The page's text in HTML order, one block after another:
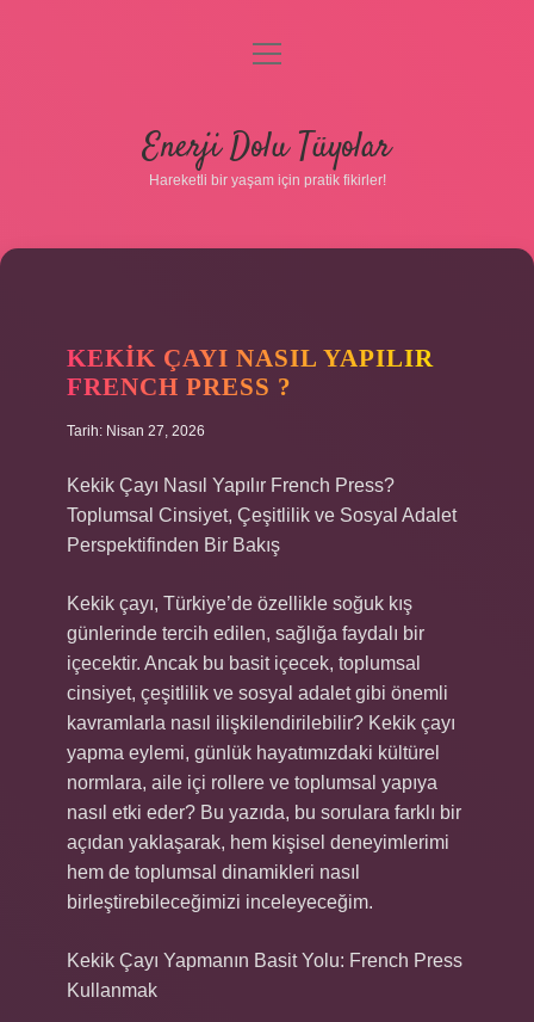
Gizlilik Politikası
Hakkımızda
menüyü
Enerji Dolu Tüyolar
Hareketli bir yaşam için pratik fikirler!
KEKIK ÇAYI NASIL YAPILIR
FRENCH PRESS ?
Tarih: Nisan 27, 2026
Kekik Çayı Nasıl Yapılır French Press?
Toplumsal Cinsiyet, Çeşitlilik ve Sosyal Adalet
Perspektifinden Bir Bakış
Kekik çayı, Türkiye’de özellikle soğuk kış
günlerinde tercih edilen, sağlığa faydalı bir
içecektir. Ancak bu basit içecek, toplumsal
cinsiyet, çeşitlilik ve sosyal adalet gibi önemli
kavramlarla nasıl ilişkilendirilebilir? Kekik çayı
yapma eylemi, günlük hayatımızdaki kültürel
normlara, aile içi rollere ve toplumsal yapıya
nasıl etki eder? Bu yazıda, bu sorulara farklı bir
açıdan yaklaşarak, hem kişisel deneyimlerimi
hem de toplumsal dinamikleri nasıl
birleştirebileceğimizi inceleyeceğim.
Kekik Çayı Yapmanın Basit Yolu: French Press
Kullanmak